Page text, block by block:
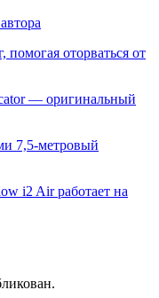
оторваться от
— оригинальный
7,5-метровый
i2 Air работает на